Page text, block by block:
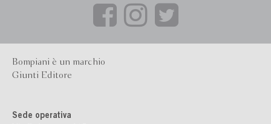
Bompiani è un marchio
Giunti Editore
Sede operativa